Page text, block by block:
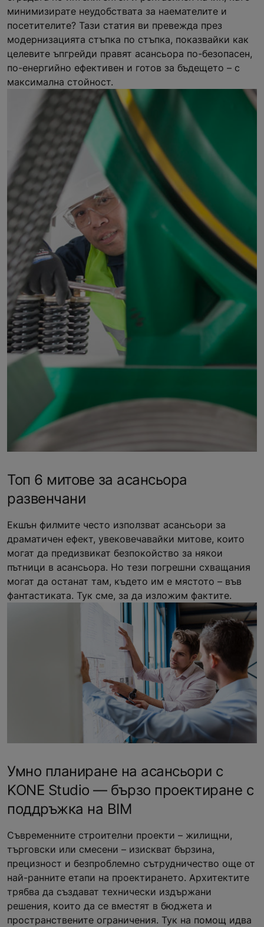
минимизирате неудобствата за наемателите и
посетителите? Тази статия ви превежда през
модернизацията стъпка по стъпка, показвайки как
целевите ъпгрейди правят асансьора по-безопасен,
по-енергийно ефективен и готов за бъдещето – с
максимална стойност.
Топ 6 митове за асансьора
развенчани
Екшън филмите често използват асансьори за
драматичен ефект, увековечавайки митове, които
могат да предизвикат безпокойство за някои
пътници в асансьора. Но тези погрешни схващания
могат да останат там, където им е мястото – във
фантастиката. Тук сме, за да изложим фактите.
Умно планиране на асансьори с
KONE Studio — бързо проектиране с
поддръжка на BIM
Съвременните строителни проекти – жилищни,
търговски или смесени – изискват бързина,
прецизност и безпроблемно сътрудничество още от
най-ранните етапи на проектирането. Архитектите
трябва да създават технически издържани
решения, които да се вместят в бюджета и
пространствените ограничения. Тук на помощ идва